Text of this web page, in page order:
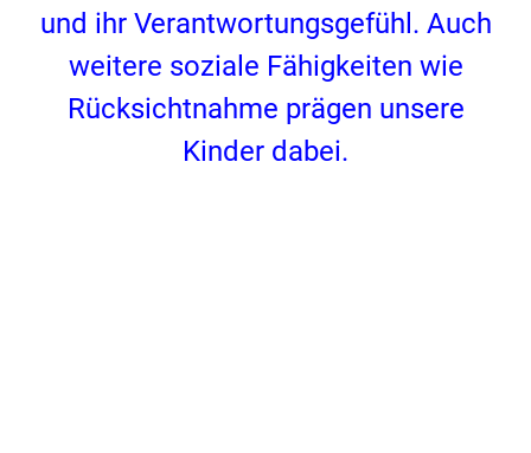
und ihr Verantwortungsgefühl. Auch
weitere soziale Fähigkeiten wie
Rücksichtnahme prägen unsere
Kinder dabei.